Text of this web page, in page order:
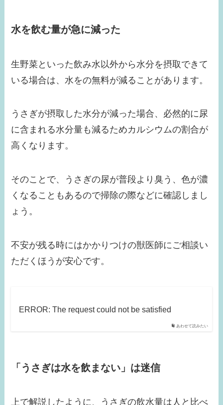
水を飲む量が急に減った
生野菜といった飲み水以外から水分を摂取できて
いる場合は、水をの無料が減ることがあります。
うさぎが摂取した水分が減った場合、必然的に尿
に含まれる水分量も減るためカルシウムの割合が
高くなります。
そのことで、うさぎの尿が普段より臭う、色が濃
くなることもあるので掃除の際などに確認しまし
ょう。
不安が残る時にはかかりつけの獣医師にご相談い
ただくほうが安心です。
あわせて読みたい
ERROR: The request could not be satisfied
「うさぎは水を飲まない」は迷信
上で解説したように、うさぎの飲水量は人と比べ